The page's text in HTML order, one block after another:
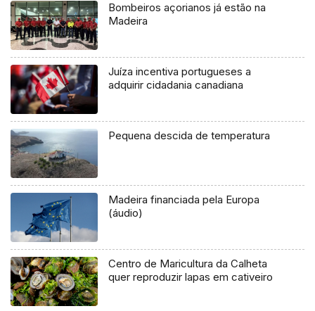
Bombeiros açorianos já estão na
Madeira
Juíza incentiva portugueses a
adquirir cidadania canadiana
Pequena descida de temperatura
Madeira financiada pela Europa
(áudio)
Centro de Maricultura da Calheta
quer reproduzir lapas em cativeiro